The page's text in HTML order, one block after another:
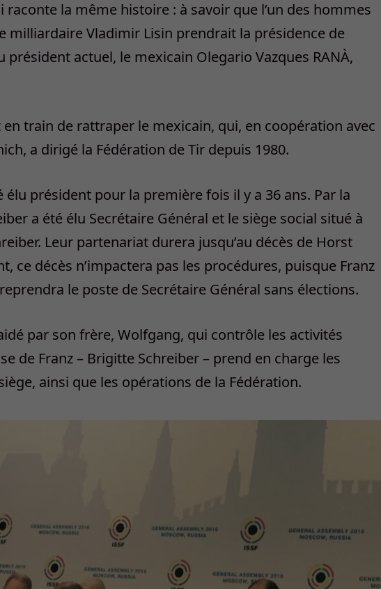
la même histoire : à savoir que l’un des hommes
milliardaire Vladimir Lisin prendrait la présidence de
président actuel, le mexicain Olegario Vazques RANÀ,
train de rattraper le mexicain, qui, en coopération avec
a dirigé la Fédération de Tir depuis 1980.
élu président pour la première fois il y a 36 ans. Par la
a été élu Secrétaire Général et le siège social situé à
Leur partenariat durera jusqu’au décès de Horst
ce décès n’impactera pas les procédures, puisque Franz
le poste de Secrétaire Général sans élections.
par son frère, Wolfgang, qui contrôle les activités
de Franz – Brigitte Schreiber – prend en charge les
ainsi que les opérations de la Fédération.